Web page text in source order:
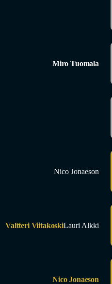
Miro Tuomala
Nico Jonaeson
Valtteri ViitakoskiLauri Alkki
Nico Jonaeson